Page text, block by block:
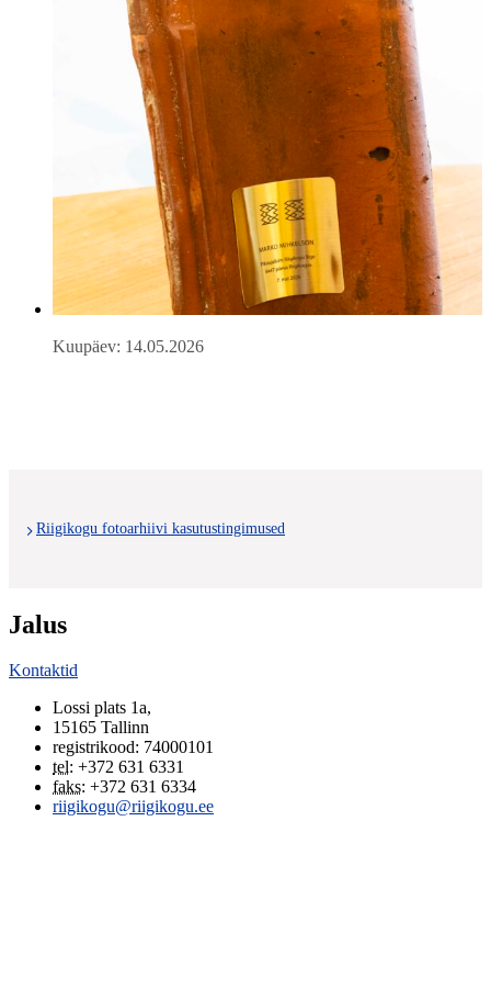
Kuupäev: 14.05.2026
Riigikogu fotoarhiivi kasutustingimused
Jalus
Kontaktid
Lossi plats 1a,
15165 Tallinn
registrikood: 74000101
tel: +372 631 6331
faks: +372 631 6334
riigikogu@riigikogu.ee